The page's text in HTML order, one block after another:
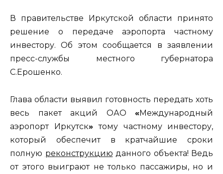
В правительстве Иркутской области принято
решение о передаче аэропорта частному
инвестору. Об этом сообщается в заявлении
пресс-службы местного губернатора
С.Ерошенко.
Глава области выявил готовность передать хоть
весь пакет акций ОАО «Международный
аэропорт Иркутск»тому частному инвестору,
который обеспечит в кратчайшие сроки
полную реконструкцию данного объекта! Ведь
от этого выиграют не только пассажиры, но и